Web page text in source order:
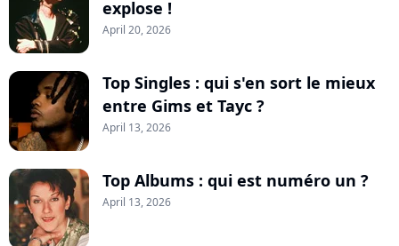
explose !
April 20, 2026
Top Singles : qui s'en sort le mieux
entre Gims et Tayc ?
April 13, 2026
Top Albums : qui est numéro un ?
April 13, 2026